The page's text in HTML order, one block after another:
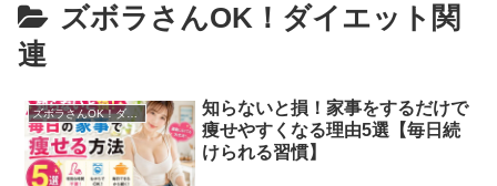
ズボラさんOK！ダイエット関
連
ズボラさんOK！ダイエット関連
知らないと損！家事をするだけで
痩せやすくなる理由5選【毎日続
けられる習慣】